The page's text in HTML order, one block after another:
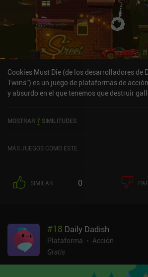
Cookies Must Die (de los desarrolladores de
Twins") es un juego de plataformas de
y absurdo en el que tenemos que destruir
únicamente una impresionante mecánica de
entramos en un modo a cámara lenta cada
nuestros oponentes cuando soltemos el dedo
nuestro personaje por los aires. Entre nivel y nivel, gastamos oro
contra un jefe. La monetización es relativamente relajada,
centrándose en iAPs para comprar más oro
permite progresar más rápido, y a través de
MOSTRAR 7 SIMILITUDES
MÁS JUEGOS COMO ESTE
SIMILAR 0
#18 Daily Dadish
Plataforma
Acción
Gratis